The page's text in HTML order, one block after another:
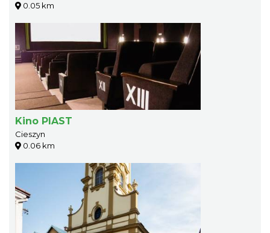
0.05 km
Kino PIAST
Cieszyn
0.06 km